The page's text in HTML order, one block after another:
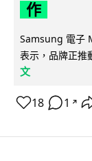
作
Samsung 電子
表示，品牌正推
文
18 1 ↗